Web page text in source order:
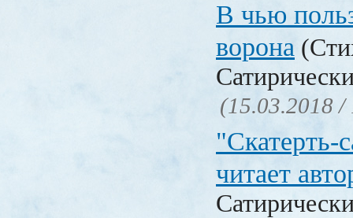
В чью
ворона
(15.03.2018 /
"Скатерть-
читает